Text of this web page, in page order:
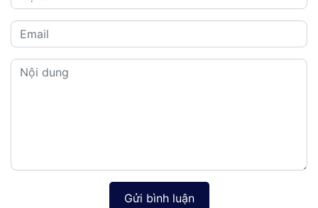
Gửi bình luận